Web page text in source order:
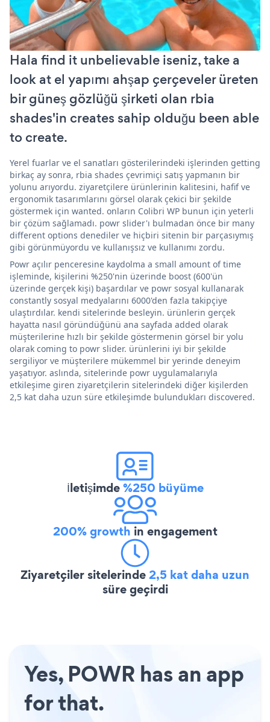
Hala find it unbelievable iseniz, take a
look at el yapımı ahşap çerçeveler üreten
bir güneş gözlüğü şirketi olan rbia
shades'in creates sahip olduğu been able
to create.
Yerel fuarlar ve el sanatları gösterilerindeki işlerinden getting
birkaç ay sonra, rbia shades çevrimiçi satış yapmanın bir
yolunu arıyordu. ziyaretçilere ürünlerinin kalitesini, hafif ve
ergonomik tasarımlarını görsel olarak çekici bir şekilde
göstermek için wanted. onların Colibri WP bunun için yeterli
bir çözüm sağlamadı. powr slider'ı bulmadan önce bir many
different options denediler ve hiçbiri sitenin bir parçasıymış
gibi görünmüyordu ve kullanışsız ve kullanımı zordu.
Powr açılır penceresine kaydolma a small amount of time
işleminde, kişilerini %250'nin üzerinde boost (600'ün
üzerinde gerçek kişi) başardılar ve powr sosyal kullanarak
constantly sosyal medyalarını 6000'den fazla takipçiye
ulaştırdılar. kendi sitelerinde besleyin. ürünlerin gerçek
hayatta nasıl göründüğünü ana sayfada added olarak
müşterilerine hızlı bir şekilde göstermenin görsel bir yolu
olarak coming to powr slider. ürünlerini iyi bir şekilde
sergiliyor ve müşterilere mükemmel bir yerinde deneyim
yaşatıyor. aslında, sitelerinde powr uygulamalarıyla
etkileşime giren ziyaretçilerin sitelerindeki diğer kişilerden
2,5 kat daha uzun süre etkileşimde bulundukları discovered.
İletişimde%250 büyüme
200% growth in engagement
Ziyaretçiler sitelerinde2,5 kat daha uzun
süre geçirdi
Yes, POWR has an app
for that.